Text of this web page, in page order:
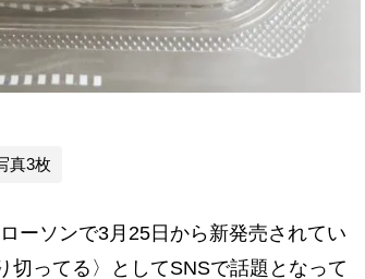
真3枚
ソンで3月25日から新発売されてい
切ってる〉としてSNSで話題となって